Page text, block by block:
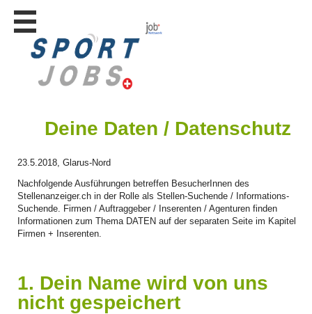
Stellen
finden
inserieren
Personalberatungen
WERBUNG
JOB-
App's
Lehrstellen
gratis
inserieren
Deine Daten / Datenschutz
23.5.2018, Glarus-Nord
Nachfolgende Ausführungen betreffen BesucherInnen des
Stellenanzeiger.ch in der Rolle als Stellen-Suchende / Informations-
Suchende. Firmen / Auftraggeber / Inserenten / Agenturen finden
Informationen zum Thema DATEN auf der separaten Seite im Kapitel
Firmen + Inserenten.
1. Dein Name wird von uns
nicht gespeichert